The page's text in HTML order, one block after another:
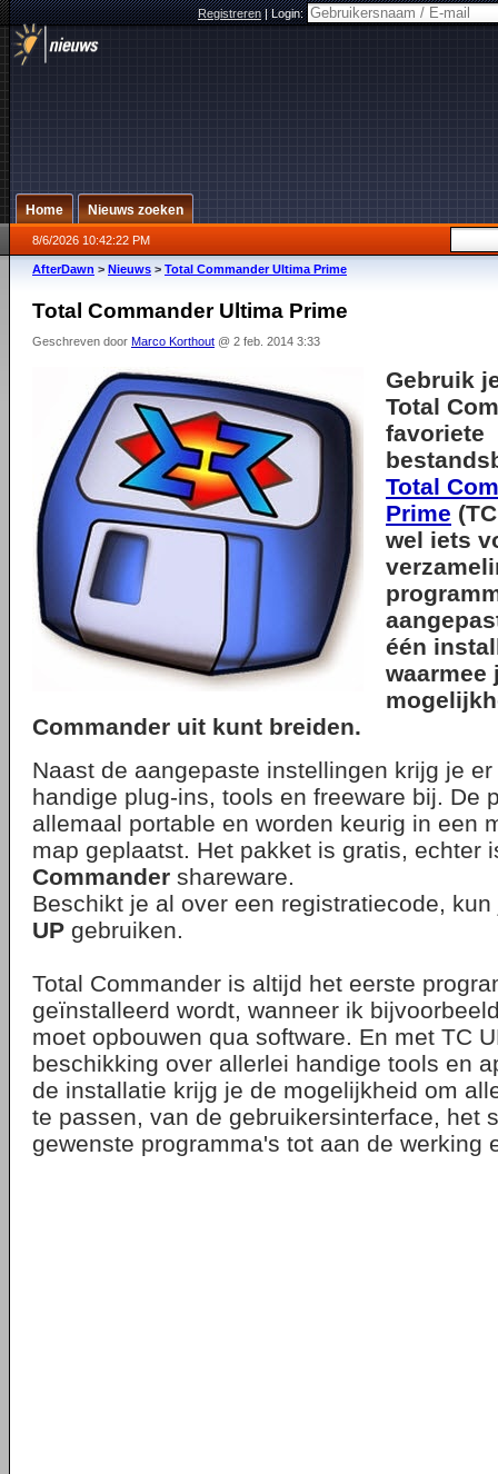
Registreren|Login:
Home Nieuws zoeken
8/6/2026 10:42:22 PM
AfterDawn > Nieuws > Total Commander Ultima Prime
Total Commander Ultima Prime
Geschreven door Marco Korthout @ 2 feb. 2014 3:33
Gebruik
Total
favoriete
Total
Prime
wel iets
één
waarmee
Commander uit kunt breiden.
Naast de aangepaste instellingen krijg je
handige plug-ins, tools en freeware bij. De
allemaal portable en worden keurig in een
map geplaatst. Het pakket is gratis, echter
Commander shareware.
Beschikt je al over een registratiecode,
UP gebruiken.
Total Commander is altijd het eerste
geïnstalleerd wordt, wanneer ik
moet opbouwen qua software. En met TC
beschikking over allerlei handige tools en
de installatie krijg je de mogelijkheid om
te passen, van de gebruikersinterface, het
gewenste programma's tot aan de werking